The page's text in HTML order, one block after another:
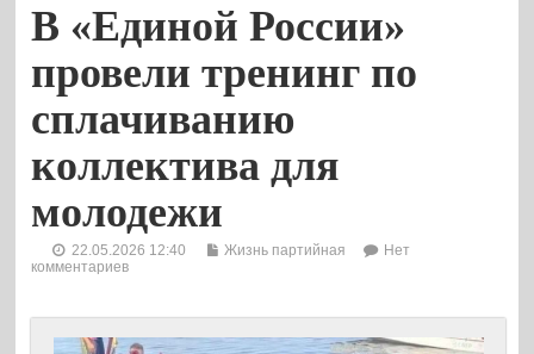
В «Единой России»
провели тренинг по
сплачиванию
коллектива для
молодежи
22.05.2026 12:40 Жизнь партийная
Нет
комментариев